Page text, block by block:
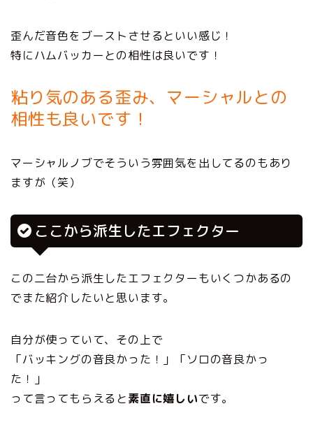
歪んだ音色をブーストさせるといい感じ！
特にハムバッカーとの相性は良いです！
粘り気のある歪み、マーシャルとの
相性も良いです！
マーシャルノブでそういう雰囲気を出してるのもあり
ますが（笑）
ここから派生したエフェクター
この二台から派生したエフェクターもいくつかあるの
でまた紹介したいと思います。
自分が使っていて、その上で
「バッキングの音良かった！」「ソロの音良かっ
た！」
って言ってもらえると素直に嬉しいです。